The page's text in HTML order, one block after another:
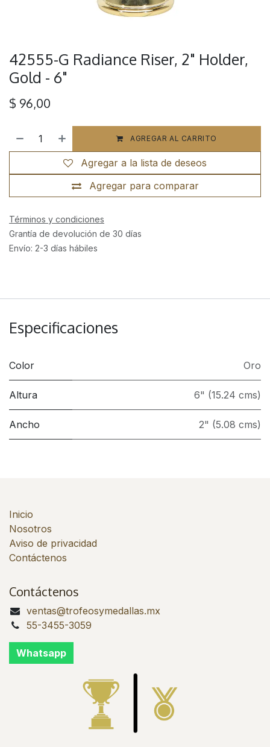
42555-G Radiance Riser, 2" Holder,
Gold - 6"
$ 96,00
AGREGAR AL CARRITO
Agregar para comparar
Agregar a la lista de deseos
Términos y condiciones
Grantía de devolución de 30 días
Envío: 2-3 días hábiles
Especificaciones
Color Oro
Altura 6" (15.24 cms)
Ancho 2" (5.08 cms)
Inicio
Nosotros
Aviso de privacidad
Contáctenos
Contáctenos
ventas@trofeosymedallas.mx
55-3455-3059
Whatsapp